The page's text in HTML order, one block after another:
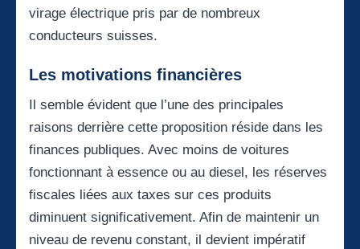
virage électrique pris par de nombreux
conducteurs suisses.
Les motivations financières
Il semble évident que l’une des principales
raisons derrière cette proposition réside dans les
finances publiques. Avec moins de voitures
fonctionnant à essence ou au diesel, les réserves
fiscales liées aux taxes sur ces produits
diminuent significativement. Afin de maintenir un
niveau de revenu constant, il devient impératif